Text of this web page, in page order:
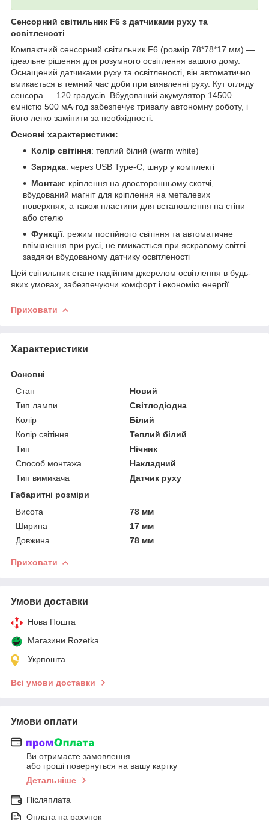
Сенсорний світильник F6 з датчиками руху та
освітленості
Компактний сенсорний світильник F6 (розмір 78*78*17 мм) —
ідеальне рішення для розумного освітлення вашого дому.
Оснащений датчиками руху та освітленості, він автоматично
вмикається в темний час доби при виявленні руху. Кут огляду
сенсора — 120 градусів. Вбудований акумулятор 14500
ємністю 500 мА·год забезпечує тривалу автономну роботу, і
його легко замінити за необхідності.
Основні характеристики:
Колір світіння: теплий білий (warm white)
Зарядка: через USB Type-C, шнур у комплекті
Монтаж: кріплення на двосторонньому скотчі,
вбудований магніт для кріплення на металевих
поверхнях, а також пластини для встановлення на стіни
або стелю
Функції: режим постійного світіння та автоматичне
ввімкнення при русі, не вмикається при яскравому світлі
завдяки вбудованому датчику освітленості
Цей світильник стане надійним джерелом освітлення в будь-
яких умовах, забезпечуючи комфорт і економію енергії.
Приховати
Характеристики
Основні
Стан
Новий
Тип лампи
Світлодіодна
Колір
Білий
Колір світіння
Теплий білий
Тип
Нічник
Способ монтажа
Накладний
Тип вимикача
Датчик руху
Габаритні розміри
Висота
78 мм
Ширина
17 мм
Довжина
78 мм
Приховати
Умови доставки
Нова Пошта
Магазини Rozetka
Укрпошта
Всі умови доставки
Умови оплати
Ви отримаєте замовлення
або гроші повернуться на вашу картку
Детальніше
Післяплата
Оплата на рахунок